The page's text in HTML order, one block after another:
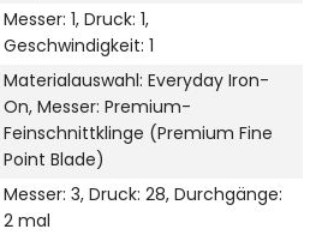
Messer: 1, Druck: 1,
Geschwindigkeit: 1
Materialauswahl: Everyday Iron-
On, Messer: Premium-
Feinschnittklinge (Premium Fine
Point Blade)
Messer: 3, Druck: 28, Durchgänge:
2 mal